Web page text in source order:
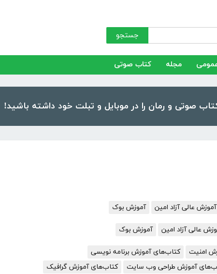
جستجو
مجله کتاب صوتی
عالی آزاد امین آموزش بوک
عالی آزاد امین آموزش بوک
امنیت
کتاب‌های آموزش برنامه نویسی
آموزش طراحی وب سایت
کتاب‌های آموزش گرافیک